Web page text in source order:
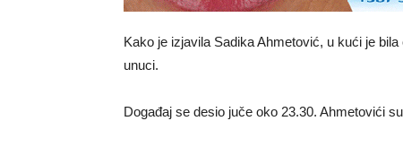
Kako je izjavila Sadika Ahmetović, u kući je
unuci.
Događaj se desio juče oko 23.30. Ahmetovići